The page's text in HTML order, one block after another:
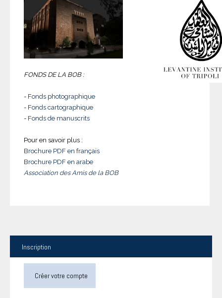
FONDS DE LA BOB :
- Fonds photographique
- Fonds cartographique
- Fonds de manuscrits
Pour en savoir plus :
Brochure PDF en français
Brochure PDF en arabe
Association des Amis de la BOB
Inscription
Créer votre compte